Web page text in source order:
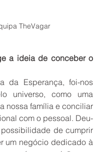
TheVagar
a ideia de conceber o
da Esperança, foi-nos
universo, como uma
nossa família e conciliar
com o pessoal. Deu-
de cumprir
um negócio dedicado à